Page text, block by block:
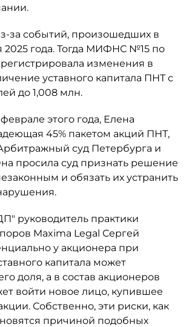
за событий, произошедших в
2025 года. Тогда МИФНС №15 по
изменения в
уставного капитала ПНТ с
до 1,008 млн.
этого года, Елена
45% пакетом акций ПНТ,
суд Петербурга и
просила суд признать решение
и обязать их устранить
руководитель практики
Maxima Legal Сергей
у акционера при
капитала может
доля, а в состав акционеров
войти новое лицо, купившее
Собственно, эти риски, как
причиной подобных